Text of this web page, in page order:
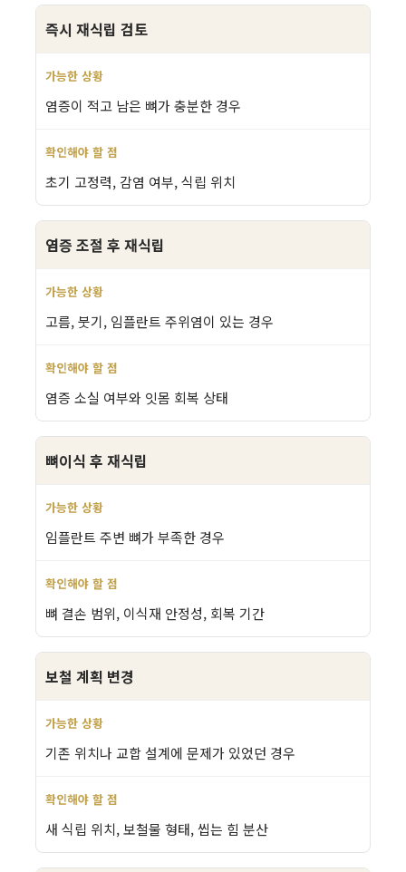
즉시 재식립 검토
염증이 적고 남은 뼈가 충분한 경우
초기 고정력, 감염 여부, 식립 위치
염증 조절 후 재식립
고름, 붓기, 임플란트 주위염이 있는 경우
염증 소실 여부와 잇몸 회복 상태
뼈이식 후 재식립
임플란트 주변 뼈가 부족한 경우
뼈 결손 범위, 이식재 안정성, 회복 기간
보철 계획 변경
기존 위치나 교합 설계에 문제가 있었던 경우
새 식립 위치, 보철물 형태, 씹는 힘 분산